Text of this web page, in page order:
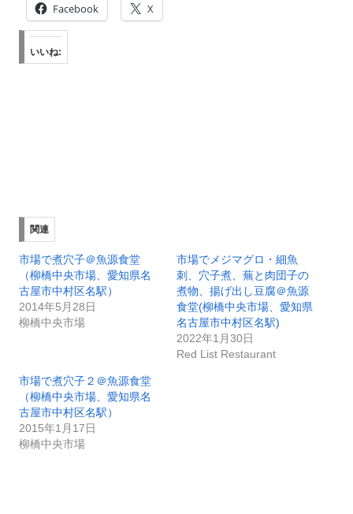
Facebook X
いいね:
関連
市場で煮穴子＠魚源食堂
（柳橋中央市場、愛知県名
古屋市中村区名駅）
2014年5月28日
柳橋中央市場
市場でメジマグロ・細魚
刺、穴子煮、蕪と肉団子の
煮物、揚げ出し豆腐＠魚源
食堂(柳橋中央市場、愛知県
名古屋市中村区名駅)
2022年1月30日
Red List Restaurant
市場で煮穴子２＠魚源食堂
（柳橋中央市場、愛知県名
古屋市中村区名駅）
2015年1月17日
柳橋中央市場